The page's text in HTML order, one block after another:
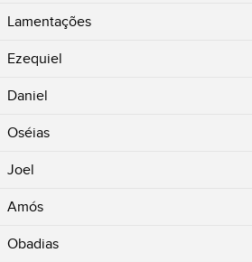
Lamentações
Ezequiel
Daniel
Oséias
Joel
Amós
Obadias